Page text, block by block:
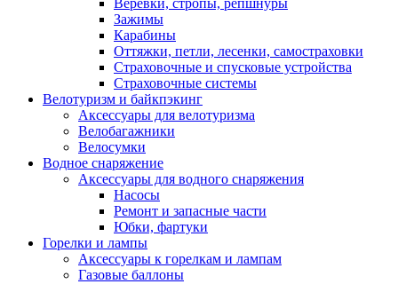
Веревки, стропы, репшнуры
Зажимы
Карабины
Оттяжки, петли, лесенки, самостраховки
Страховочные и спусковые устройства
Страховочные системы
Велотуризм и байкпэкинг
Аксессуары для велотуризма
Велобагажники
Велосумки
Водное снаряжение
Аксессуары для водного снаряжения
Насосы
Ремонт и запасные части
Юбки, фартуки
Горелки и лампы
Аксессуары к горелкам и лампам
Газовые баллоны